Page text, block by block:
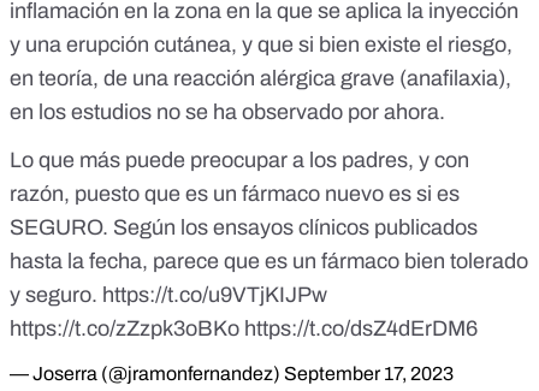
inflamación en la zona en la que se aplica la inyección
y una erupción cutánea, y que si bien existe el riesgo,
en teoría, de una reacción alérgica grave (anafilaxia),
en los estudios no se ha observado por ahora.
Lo que más puede preocupar a los padres, y con
razón, puesto que es un fármaco nuevo es si es
SEGURO. Según los ensayos clínicos publicados
hasta la fecha, parece que es un fármaco bien tolerado
y seguro. https://t.co/u9VTjKIJPw
https://t.co/zZzpk3oBKo https://t.co/dsZ4dErDM6
— Joserra (@jramonfernandez) September 17, 2023